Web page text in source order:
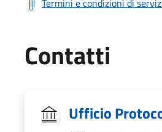
Termini e condizioni di
Contatti
Ufficio